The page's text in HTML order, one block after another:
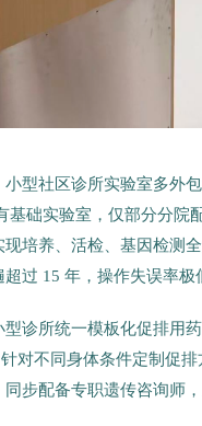
型社区诊所实验室多外
础实验室，仅部分分院
培养、活检、基因检测
过 15 年，操作失误率极
诊所统一模板化促排用
对不同身体条件定制促
步配备专职遗传咨询师